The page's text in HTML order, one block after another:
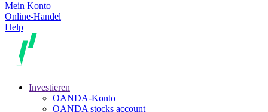
Mein Konto
Online-Handel
Help
Investieren
OANDA-Konto
OANDA stocks account